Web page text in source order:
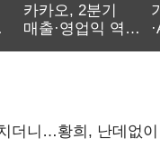
카카오, 2분기
매출·영업익 역대
더니…황희, 난데없